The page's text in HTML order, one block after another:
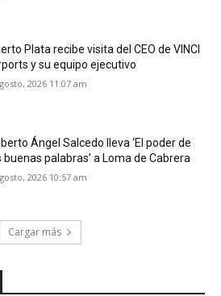
Plata recibe visita del CEO de VINCI
y su equipo ejecutivo
2026 11:07 am
Ángel Salcedo lleva ‘El poder de
buenas palabras’ a Loma de Cabrera
2026 10:57 am
Cargar más